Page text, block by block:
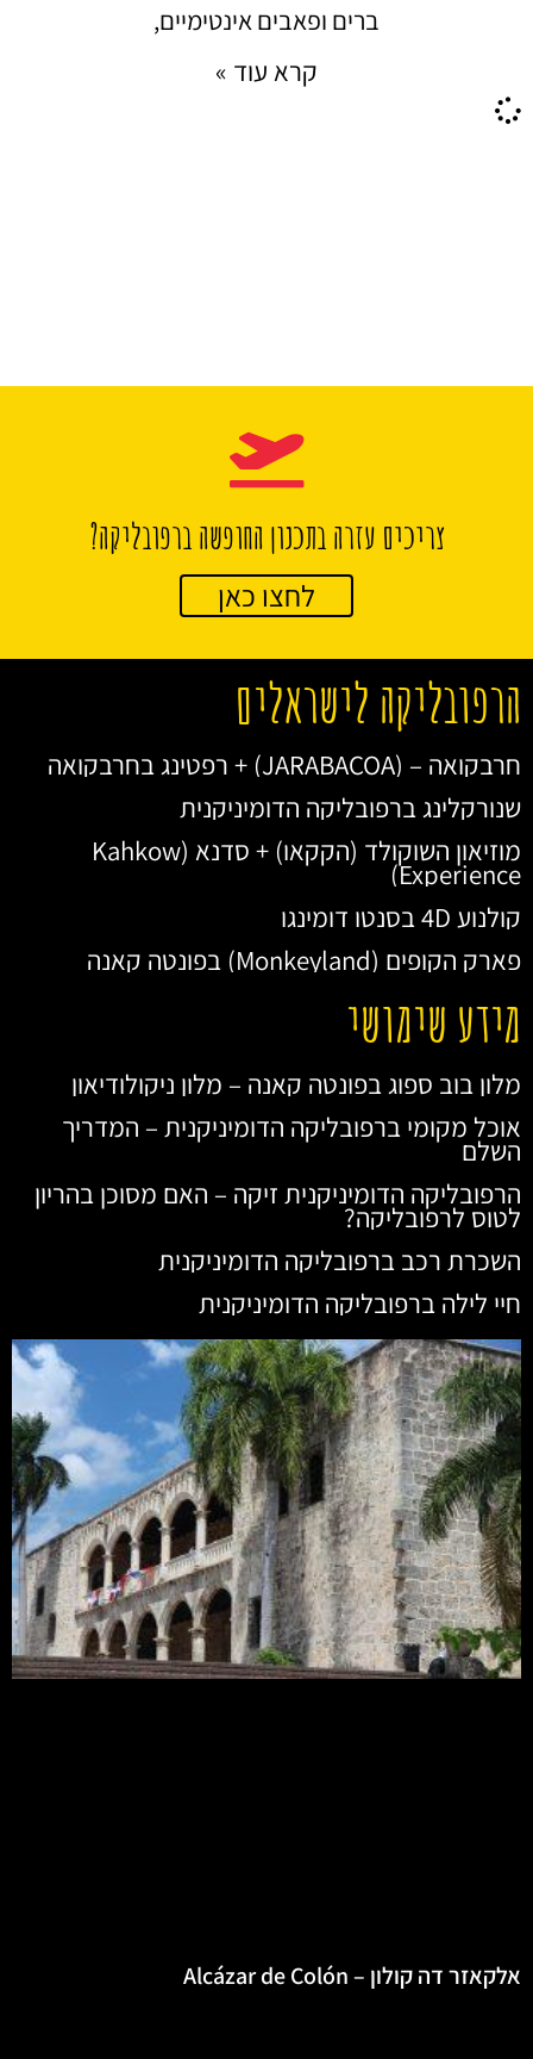
ברים ופאבים אינטימיים,
קרא עוד »
צריכים עזרה בתכנון החופשה ברפובליקה?
לחצו כאן
הרפובליקה לישראלים
חרבקואה – (JARABACOA) + רפטינג בחרבקואה
שנורקלינג ברפובליקה הדומיניקנית
מוזיאון השוקולד (הקקאו) + סדנא (Kahkow
Experience)
קולנוע 4D בסנטו דומינגו
פארק הקופים (Monkeyland) בפונטה קאנה
מידע שימושי
מלון בוב ספוג בפונטה קאנה – מלון ניקולודיאון
אוכל מקומי ברפובליקה הדומיניקנית – המדריך
השלם
הרפובליקה הדומיניקנית זיקה – האם מסוכן בהריון
לטוס לרפובליקה?
השכרת רכב ברפובליקה הדומיניקנית
חיי לילה ברפובליקה הדומיניקנית
אלקאזר דה קולון – Alcázar de Colón